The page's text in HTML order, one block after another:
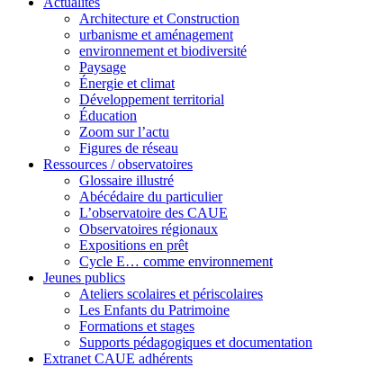
Architecture et Construction
urbanisme et aménagement
environnement et biodiversité
Paysage
Énergie et climat
Développement territorial
Éducation
Zoom sur l’actu
Figures de réseau
Ressources / observatoires
Glossaire illustré
Abécédaire du particulier
L’observatoire des CAUE
Observatoires régionaux
Expositions en prêt
Cycle E… comme environnement
Jeunes publics
Ateliers scolaires et périscolaires
Les Enfants du Patrimoine
Formations et stages
Supports pédagogiques et documentation
Extranet CAUE adhérents